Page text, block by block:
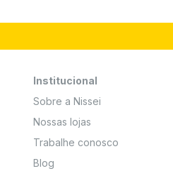
Institucional
Sobre a Nissei
Nossas lojas
Trabalhe conosco
Blog